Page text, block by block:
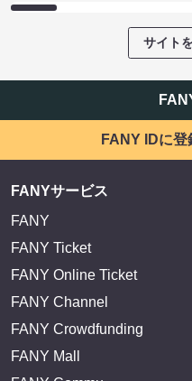
サイト
FANY IDに
FANYサービス
FANY
FANY Ticket
FANY Online Ticket
FANY Channel
FANY Crowdfunding
FANY Mall